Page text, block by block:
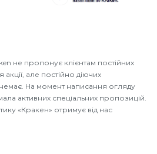
не пропонує клієнтам постійних
акції, але постійно діючих
На момент написання огляду
активних спеціальних пропозицій.
«Кракен» отримує від нас